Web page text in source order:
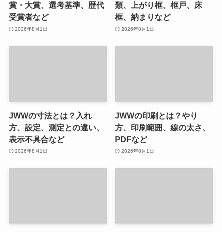
賞・大賞、選考基準、歴代
受賞者など
2026年8月1日
類、上がり框、框戸、床
框、納まりなど
2026年8月1日
JWWの寸法とは？入れ
方、設定、測定との違い、
表示不具合など
2026年8月1日
JWWの印刷とは？やり
方、印刷範囲、線の太さ、
PDFなど
2026年8月1日